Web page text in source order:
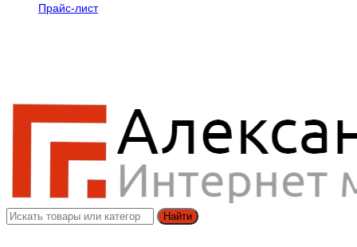
Прайс-лист
Найти